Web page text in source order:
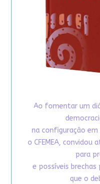
Ao fomentar um
na configuração
o CFEMEA,
para
e possíveis
que o